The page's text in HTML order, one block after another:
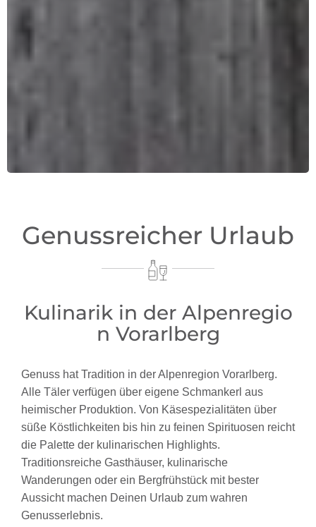
Genussreicher Urlaub
Kulinarik in der Alpenregio
n Vorarlberg
Genuss hat Tradition in der Alpenregion Vorarlberg.
Alle Täler verfügen über eigene Schmankerl aus
heimischer Produktion. Von Käsespezialitäten über
süße Köstlichkeiten bis hin zu feinen Spirituosen reicht
die Palette der kulinarischen Highlights.
Traditionsreiche Gasthäuser, kulinarische
Wanderungen oder ein Bergfrühstück mit bester
Aussicht machen Deinen Urlaub zum wahren
Genusserlebnis.